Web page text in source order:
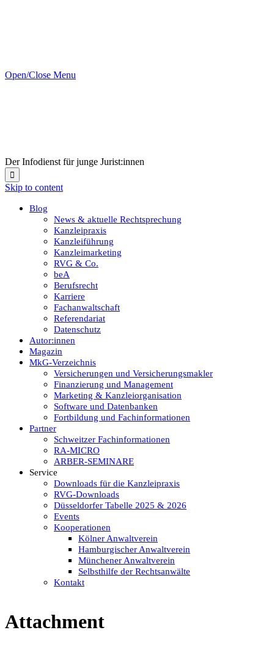
Open/Close Menu
Der Infodienst für junge Jurist:innen

Skip to content
Blog
News & aktuelle Rechtsprechung
Kanzleipraxis
Kanzleiführung
Kanzleimarketing
RVG & Co.
beA
Berufsrecht
Karriere
Fachanwaltschaft
Referendariat
Datenschutz
Autor:innen
Magazin
MkG-Verzeichnis
Versicherungen und Versicherungsmakler
Finanzierung und Management
Marketing & Kanzleiorganisation
Software und Datenbanken
Fortbildung und Fachinformationen
Partner
Schweitzer Fachinformationen
RA-MICRO
ARBER-SEMINARE
Service
Downloads für die Kanzleipraxis
RVG-Downloads
Düsseldorfer Tabelle 2025 & 2026
Events
Kooperationen
Kölner Anwaltverein
Hamburgischer Anwaltverein
Münchener Anwaltverein
Selbsthilfe der Rechtsanwälte
Kontakt
Attachment